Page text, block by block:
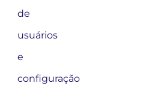
de
usuários
e
configuração